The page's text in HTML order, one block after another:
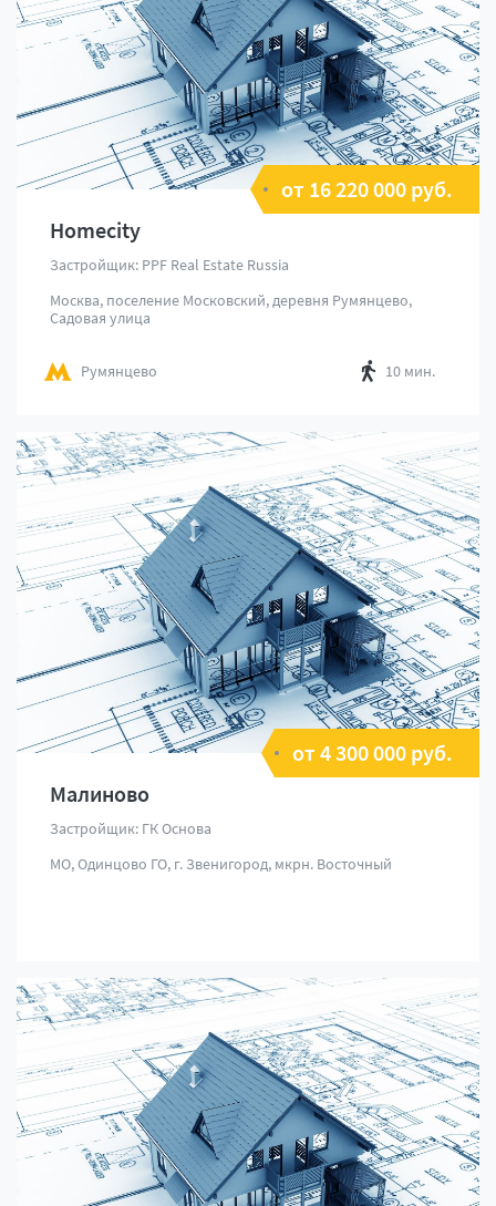
от 16 220 000 руб.
Homecity
Застройщик: PPF Real Estate Russia
Москва, поселение Московский, деревня Румянцево,
Садовая улица
Румянцево 10 мин.
от 4 300 000 руб.
Малиново
Застройщик: ГК Основа
МО, Одинцово ГО, г. Звенигород, мкрн. Восточный